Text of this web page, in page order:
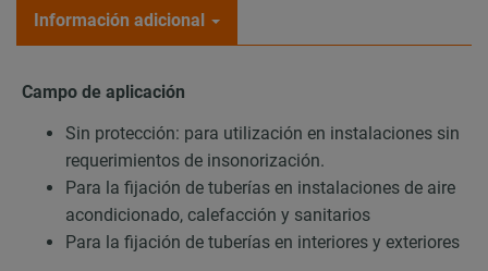
Información adicional
Campo de aplicación
Sin protección: para utilización en instalaciones sin
requerimientos de insonorización.
Para la fijación de tuberías en instalaciones de aire
acondicionado, calefacción y sanitarios
Para la fijación de tuberías en interiores y exteriores